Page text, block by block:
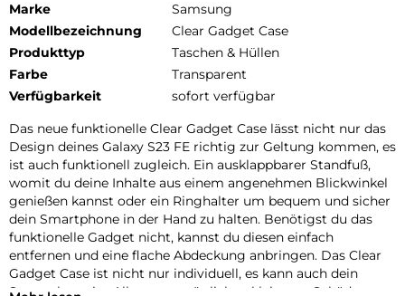
Marke
Samsung
Modellbezeichnung
Clear Gadget Case
Produkttyp
Taschen & Hüllen
Farbe
Transparent
Verfügbarkeit
sofort verfügbar
Das neue funktionelle Clear Gadget Case lässt nicht nur das
Design deines Galaxy S23 FE richtig zur Geltung kommen, es
ist auch funktionell zugleich. Ein ausklappbarer Standfuß,
womit du deine Inhalte aus einem angenehmen Blickwinkel
genießen kannst oder ein Ringhalter um bequem und sicher
dein Smartphone in der Hand zu halten. Benötigst du das
funktionelle Gadget nicht, kannst du diesen einfach
entfernen und eine flache Abdeckung anbringen. Das Clear
Gadget Case ist nicht nur individuell, es kann auch dein
Smartphone im Alltag vor möglichen kleineren Schäden